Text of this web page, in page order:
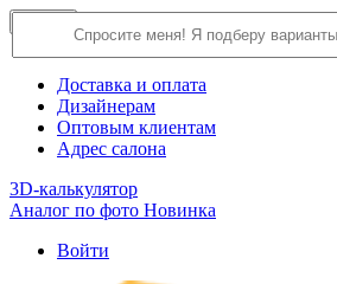
О компании
Доставка и оплата
Дизайнерам
Оптовым клиентам
Адрес салона
3D-калькулятор
Аналог по фото Новинка
Войти